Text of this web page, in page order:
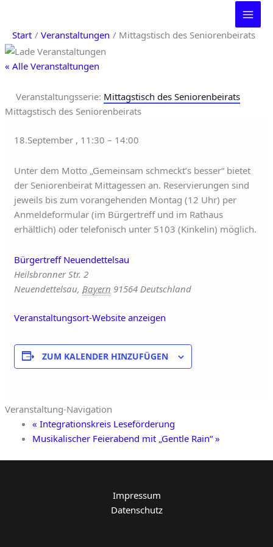
springen
Start Veranstaltungen Mittagstisch des Seniorenbeirats
« Alle Veranstaltungen
Veranstaltungsserie: Mittagstisch des Seniorenbeirats
Mittagstisch des Seniorenbeirats
18.September , 11:30– 14:00
Unter dem Motto „Gemeinsam schmeckt’s besser“ bietet
der Seniorenbeirat Mittagessen an. Reservierungen sind
jeweils bis zum vorangehenden Montag (12 Uhr) per
Anmeldeformular (im Bürgertreff und im Rathaus
erhältlich) oder telefonisch unter 5103 (Kinkelin) möglich.
Bürgertreff Neuendettelsau
Heilsbronner Str. 2
Neuendettelsau, Bayern 91564 Deutschland
Veranstaltungsort-Website anzeigen
ZUM KALENDER HINZUFÜGEN
Veranstaltung-Navigation
« Integrationskreis Leseförderung
Musikalischer Feierabend mit „Gentle Rain“»
Impressum
Datenschutz